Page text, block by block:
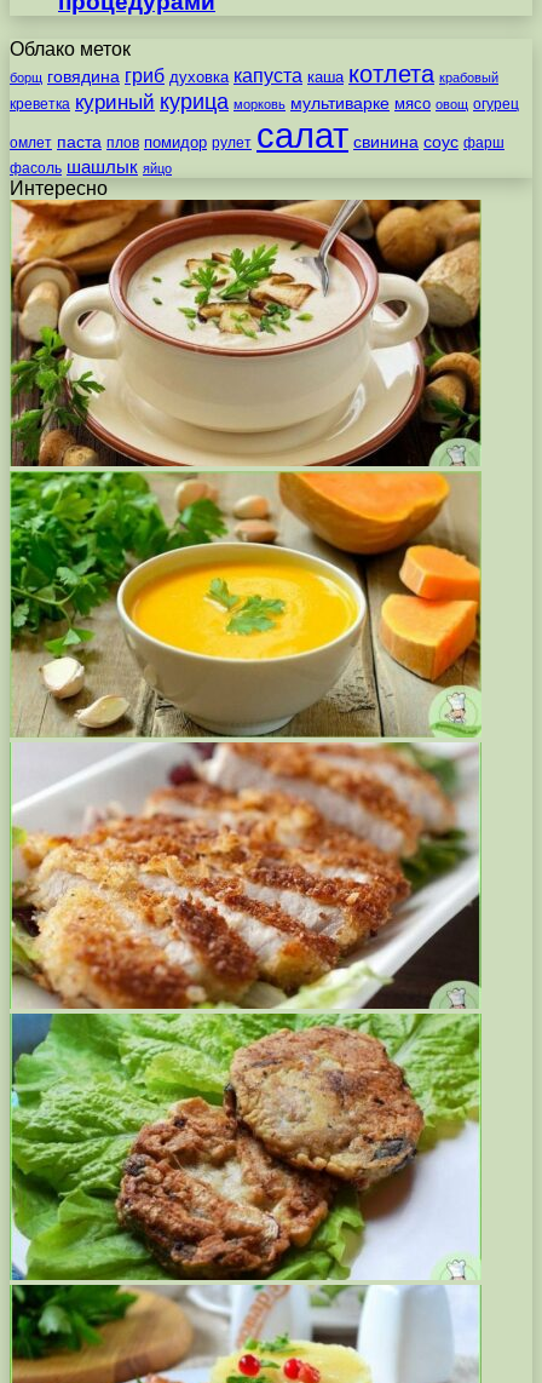
Облако меток
борщ говядина гриб духовка капуста каша котлета крабовый
креветка куриный курица морковь мультиварке мясо овощ огурец
омлет паста плов помидор рулет салат свинина соус фарш
фасоль шашлык яйцо
Интересно